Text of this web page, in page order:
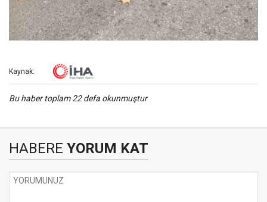
Kaynak:
Bu haber toplam 22 defa okunmuştur
HABERE YORUM KAT